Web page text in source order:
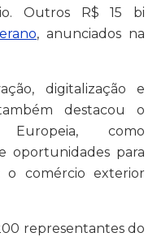
Outros R$ 15 bi
, anunciados na
digitalização e
destacou o
Europeia, como
oportunidades para
o comércio exterior
representantes do